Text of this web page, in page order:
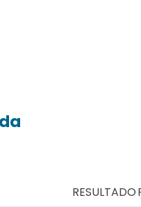
RESULTADO